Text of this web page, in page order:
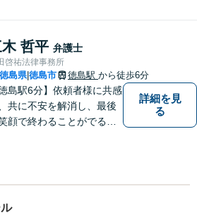
対応してまいります。ご
者様のお話をじっくり聴
最適な解決方法をご提案
します。
哲平 弁護士
啓祐法律事務所
徳島県|徳島市 徳島駅 から徒歩6分
徳島駅6分】依頼者様に共感
共に不安を解消し、最後
顔で終わることがでるよ
にのっています。 まずは
詳細を見
る